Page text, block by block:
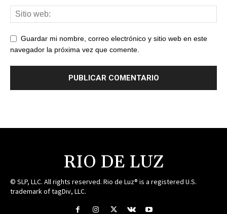
Guardar mi nombre, correo electrónico y sitio web en este
navegador la próxima vez que comente.
RIO DE LUZ
© SLP, LLC. All rights reserved. Rio de Luz® is a registered U.S.
trademark of tagDiv, LLC.